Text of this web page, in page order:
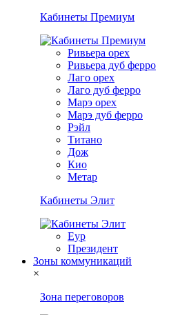
Кабинеты Премиум
Ривьера орех
Ривьера дуб ферро
Лаго орех
Лаго дуб ферро
Марэ орех
Марэ дуб ферро
Рэйл
Титано
Дож
Кио
Метар
Кабинеты Элит
Еур
Президент
Зоны коммуникаций
×
Зона переговоров